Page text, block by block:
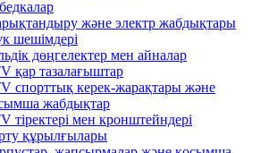
және электр жабдықтары
шешімдері
дөңгелектер мен айналар
қар тазалағыштар
спорттық керек-жарақтары және
жабдықтар
тіректері мен кронштейндері
құрылғылары